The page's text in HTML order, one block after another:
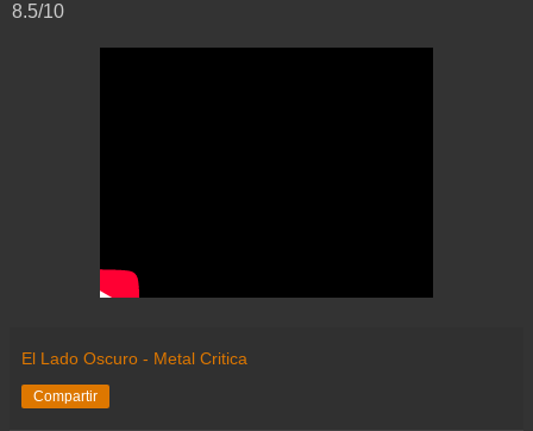
8.5/10
El Lado Oscuro - Metal Critica
Compartir